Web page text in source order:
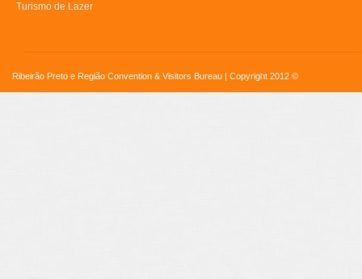
Turismo de Lazer
Ribeirão Preto e Região Convention & Visitors Bureau | Copyright 2012 ©